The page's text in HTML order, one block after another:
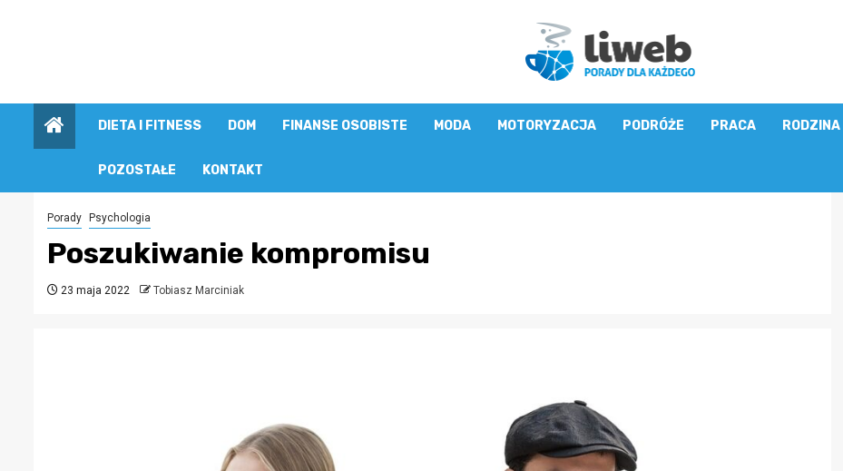
DIETA I FITNESS DOM FINANSE OSOBISTE MODA MOTORYZACJA PODRÓŻE PRACA RODZINA
POZOSTAŁE KONTAKT
Porady Psychologia
Poszukiwanie kompromisu
23 maja 2022 Tobiasz Marciniak